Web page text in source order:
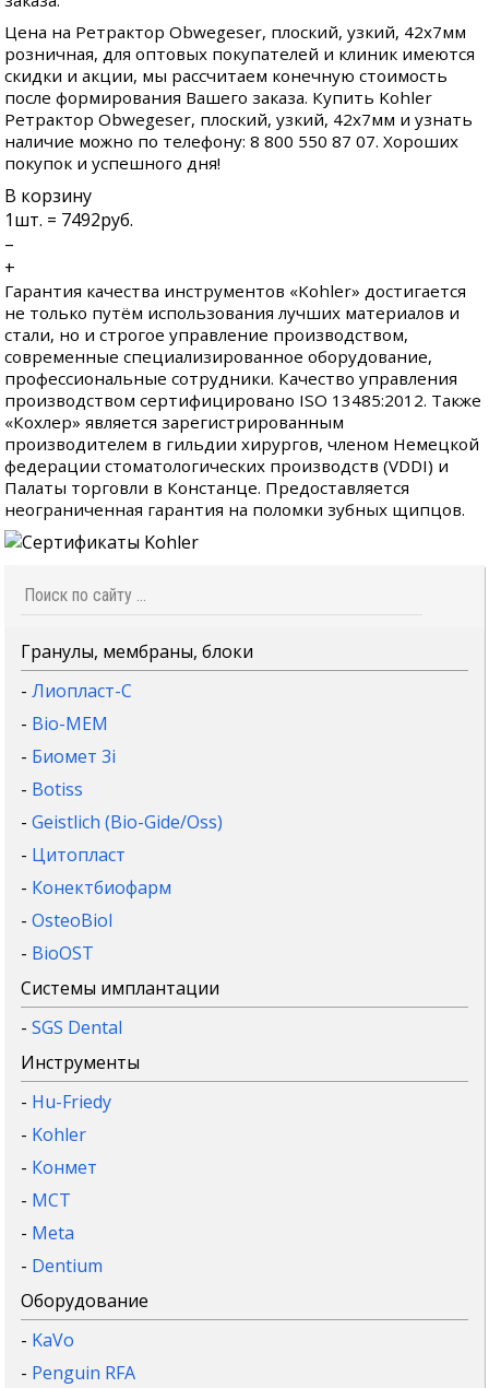
Цена на Ретрактор Obwegeser, плоский, узкий, 42х7мм
розничная, для оптовых покупателей и клиник имеются
скидки и акции, мы рассчитаем конечную стоимость
после формирования Вашего заказа. Купить Kohler
Ретрактор Obwegeser, плоский, узкий, 42х7мм и узнать
наличие можно по телефону: 8 800 550 87 07. Хороших
покупок и успешного дня!
В корзину
1шт. = 7492руб.
–
+
Гарантия качества инструментов «Kohler» достигается
не только путём использования лучших материалов и
стали, но и строгое управление производством,
современные специализированное оборудование,
профессиональные сотрудники. Качество управления
производством сертифицировано ISO 13485:2012. Также
«Кохлер» является зарегистрированным
производителем в гильдии хирургов, членом Немецкой
федерации стоматологических производств (VDDI) и
Палаты торговли в Констанце. Предоставляется
неограниченная гарантия на поломки зубных щипцов.
Гранулы, мембраны, блоки
-Лиопласт-С
- Bio-MEM
- Биомет 3i
- Botiss
-Geistlich (Bio-Gide/Oss)
- Цитопласт
- Конектбиофарм
-OsteoBiol
- BioOST
Системы имплантации
-SGS Dental
Инструменты
- Hu-Friedy
- Kohler
- Конмет
- MCT
- Meta
- Dentium
Оборудование
- KaVo
- Penguin RFA